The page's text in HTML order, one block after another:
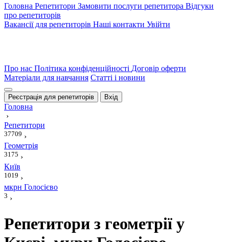
Головна Репетитори Замовити послуги репетитора Відгуки
про репетиторів
Вакансії для репетиторів Наші контакти Увійти
Про нас Політика конфіденційності Договір оферти
Матеріали для навчання Статті і новини
Реєстрація для репетиторів Вхід
Головна
›
Репетитори
37709 ›
Геометрія
3175 ›
Київ
1019 ›
мкрн Голосієво
3 ›
Репетитори з геометрії у